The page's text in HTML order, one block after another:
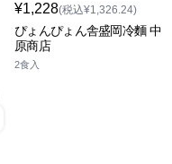
¥1,228(税込¥1,326.24)
ぴょんぴょん舎盛岡冷麵 中
原商店
2食入